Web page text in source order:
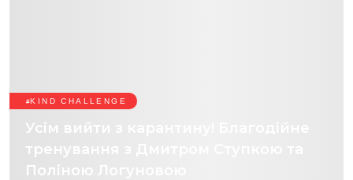
KIND CHALLENGE
Усім вийти з карантину! Благодійне
тренування з Дмитром Ступкою та
Поліною Логуновою